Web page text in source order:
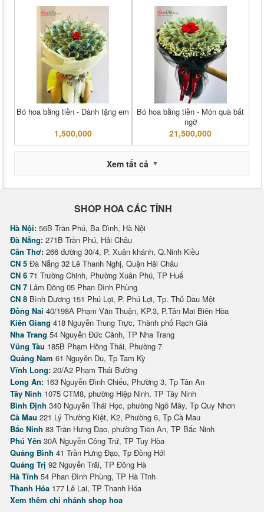
Bó hoa bằng tiền - Dành tặng em
1,500,000
Bó hoa bằng tiền - Món quà bất
ngờ
21,500,000
Xem tất cả
SHOP HOA CÁC TỈNH
Hà Nội: 56B Trần Phú, Ba Đình, Hà Nội
Đà Nẵng: 271B Trần Phú, Hải Châu
Cần Thơ: 266 đường 30/4, P. Xuân khánh, Q.Ninh Kiều
CN 5 Đà Nẵng 32 Lê Thanh Nghị, Quận Hải Châu
CN 6 71 Trường Chinh, Phường Xuân Phú, TP Huế
CN 7 Lâm Đồng 05 Phan Đình Phùng
CN 8 Bình Dương 151 Phú Lợi, P. Phú Lợi, Tp. Thủ Dầu Một
Đồng Nai 40/198A Phạm Văn Thuận, KP.3, P.Tân Mai Biên Hòa
Kiên Giang 418 Nguyễn Trung Trực, Thành phố Rạch Giá
Nha Trang 54 Nguyễn Đức Cảnh, TP Nha Trang
Vũng Tàu 185B Phạm Hồng Thái, Phường 7
Quảng Nam 61 Nguyễn Du, Tp Tam Kỳ
Vĩnh Long: 20/A2 Phạm Thái Bường
Long An: 163 Nguyễn Đình Chiểu, Phường 3, Tp Tân An
Tây Ninh 1075 CTM8, phường Hiệp Ninh, TP Tây Ninh
Bình Định 340 Nguyễn Thái Học, phường Ngô Mây, Tp Quy Nhơn
Cà Mau 221 Lý Thường Kiệt, K2, Phường 6, Tp Cà Mau
Bắc Ninh 83 Trần Hưng Đạo, phường Tiền An, TP Bắc Ninh
Phú Yên 30A Nguyễn Công Trứ, TP Tuy Hòa
Quảng Bình 41 Trần Hưng Đạo, Tp Đồng Hới
Quảng Trị 92 Nguyễn Trãi, TP Đông Hà
Hà Tĩnh 54 Phan Đình Phùng, TP Hà Tĩnh
Thanh Hóa 177 Lê Lai, TP Thanh Hóa
Xem thêm chi nhánh shop hoa